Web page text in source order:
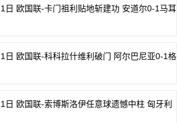
日 欧国联-卡门祖利贴地斩建功 安道尔0-1马耳
日 欧国联-科科拉什维利破门 阿尔巴尼亚0-1格
日 欧国联-索博斯洛伊任意球遗憾中柱 匈牙利